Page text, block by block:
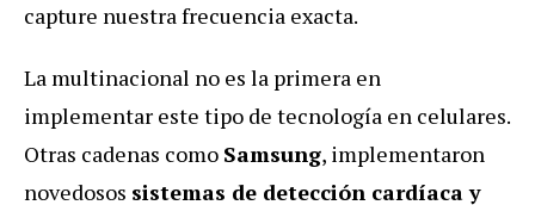
capture nuestra frecuencia exacta.
La multinacional no es la primera en
implementar este tipo de tecnología en celulares.
Otras cadenas como Samsung, implementaron
novedosos sistemas de detección cardíaca y